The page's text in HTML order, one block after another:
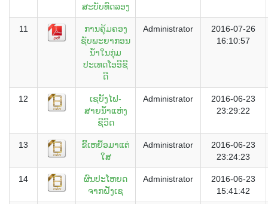
ສະບັບທົດລອງ
11
ການຄຸ້ມຄອງ
ຊັບພະຍາກອນ
ນ້ຳໃນກຸ່ມ
ປະເທດໂອອີຊີ
ດີ
Administrator
2016-07-26
16:10:57
12
ເຊບັ້ງໄຟ-
ສາຍນໍ້າແຫ່ງ
ຊີວິດ
Administrator
2016-06-23
23:29:22
13
ຂີ້ເຫຍື້ອມາແຕ່
ໃສ
Administrator
2016-06-23
23:24:23
14
ຜົນປະໂຫຍດ
ຈາກຝັ່ງເຊ
Administrator
2016-06-23
15:41:42